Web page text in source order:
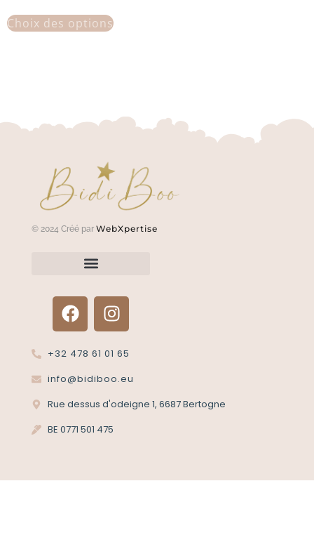
Choix des options
© 2024 Créé par WebXpertise
+32 478 61 01 65
info@bidiboo.eu
Rue dessus d'odeigne 1, 6687 Bertogne
BE 0771 501 475